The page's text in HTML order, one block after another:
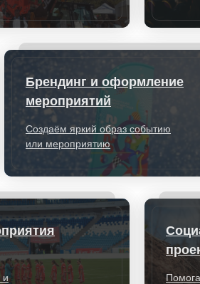
Брендинг и оформление
мероприятий
Создаём яркий образ событию
или мероприятию
и